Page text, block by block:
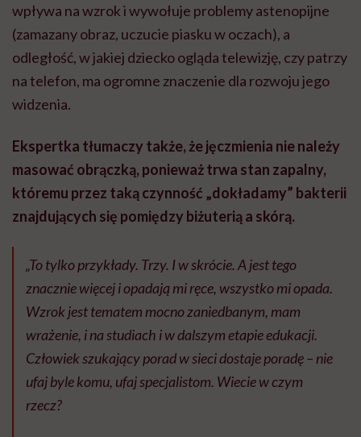
wpływa na wzrok i wywołuje problemy astenopijne
(zamazany obraz, uczucie piasku w oczach), a
odległość, w jakiej dziecko ogląda telewizję, czy patrzy
na telefon, ma ogromne znaczenie dla rozwoju jego
widzenia.
Ekspertka tłumaczy także, że jęczmienia nie należy
masować obrączką, ponieważ trwa stan zapalny,
któremu przez taką czynność „dokładamy” bakterii
znajdujących się pomiędzy biżuterią a skórą.
„To tylko przykłady. Trzy. I w skrócie. A jest tego
znacznie więcej i opadają mi ręce, wszystko mi opada.
Wzrok jest tematem mocno zaniedbanym, mam
wrażenie, i na studiach i w dalszym etapie edukacji.
Człowiek szukający porad w sieci dostaje poradę – nie
ufaj byle komu, ufaj specjalistom. Wiecie w czym
rzecz?